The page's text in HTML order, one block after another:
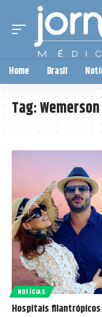
Home Brasil
Tag:
NOTÍCIAS
Hospitais